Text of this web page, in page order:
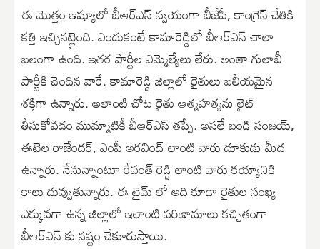
ఈ మొత్తం ఇష్యూలో బీఆర్ఎస్ స్వయంగా బీజేపీ, కాంగ్రెస్ చేతికి
కత్తి ఇచ్చినట్లైంది. ఎందుకంటే కామారెడ్డిలో బీఆర్ఎస్ చాలా
బలంగా ఉంది. ఇతర పార్టీల ఎమ్మెల్యేలు లేరు. అంతా గులాబీ
పార్టీకి చెందిన వారే. కామారెడ్డి జిల్లాలో రైతులు బలీయమైన
శక్తిగా ఉన్నారు. అలాంటి చోట రైతు ఆత్మహత్యను లైట్
తీసుకోవడం ముమ్మాటికీ బీఆర్ఎస్ తప్పే. అసలే బండి సంజయ్,
ఈటెల రాజేందర్, ఎంపీ అరవింద్ లాంటి వారు దూకుడు మీద
ఉన్నారు. నేనున్నాంటూ రేవంత్ రెడ్డి లాంటి వారు కయ్యానికి
కాలు దువ్వుతున్నారు. ఈ టైమ్ లో అది కూడా రైతుల సంఖ్య
ఎక్కువగా ఉన్న జిల్లాలో ఇలాంటి పరిణామాలు కచ్చితంగా
బీఆర్ఎస్ కు నష్టం చేకూరుస్తాయి.